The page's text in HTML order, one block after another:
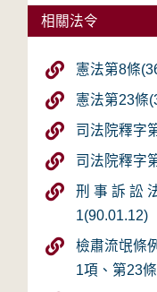
相關法令
憲法第8條
憲法第23條
司法院釋字
司法院釋字
刑事訴訟
1(90.01.12)
檢肅流氓條
1項、第23